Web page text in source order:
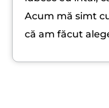
Acum mă simt
că am făcut